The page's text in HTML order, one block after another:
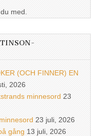
med.
(OCH FINNER) EN
2026
minnesord 23
23 juli, 2026
gång 13 juli, 2026